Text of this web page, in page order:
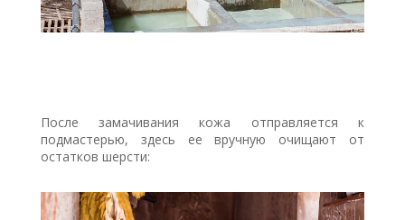
После замачивания кожа отправляется к
подмастерью, здесь ее вручную очищают от
остатков шерсти: